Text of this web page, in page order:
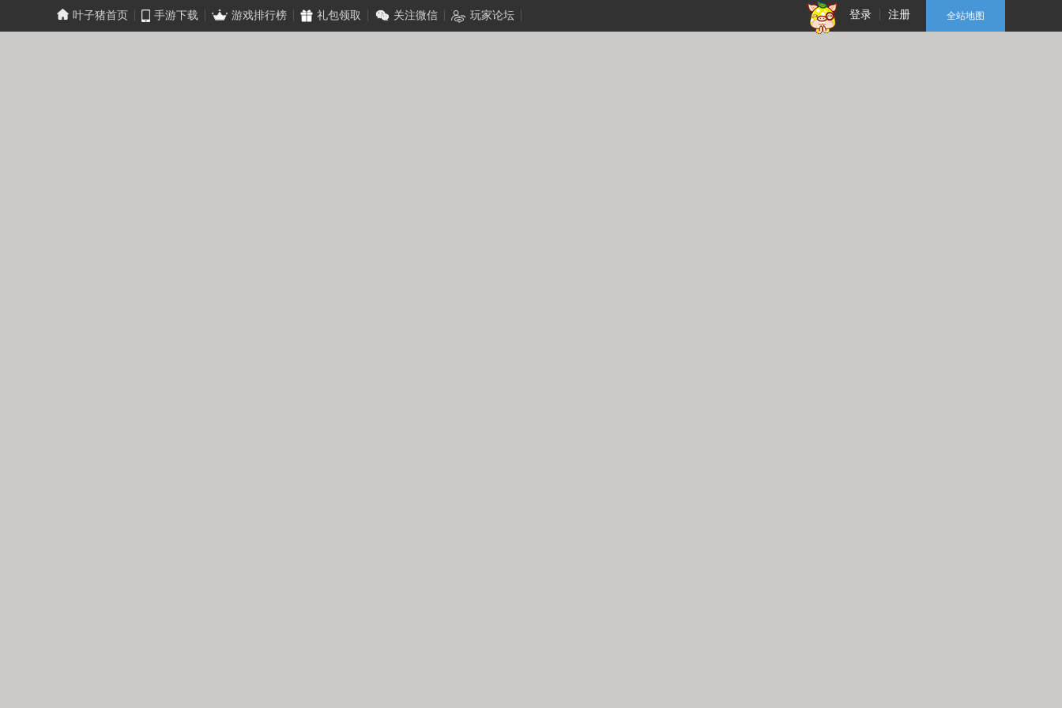
叶子猪首页 手游下载 游戏排行榜 礼包领取 关注微信 玩家论坛 登录 注册 全站地图